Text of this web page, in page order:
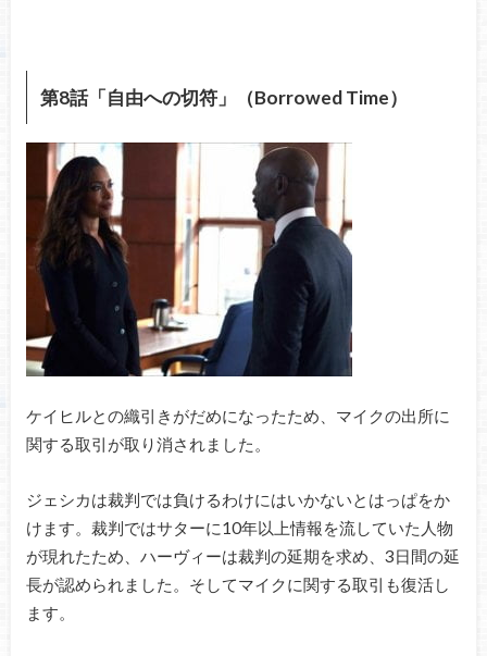
第8話「自由への切符」（Borrowed Time）
ケイヒルとの織引きがだめになったため、マイクの出所に
関する取引が取り消されました。
ジェシカは裁判では負けるわけにはいかないとはっぱをか
けます。裁判ではサターに10年以上情報を流していた人物
が現れたため、ハーヴィーは裁判の延期を求め、3日間の延
長が認められました。そしてマイクに関する取引も復活し
ます。